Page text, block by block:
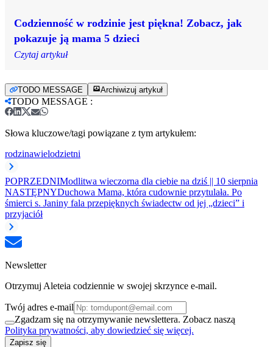
Codzienność w rodzinie jest piękna! Zobacz, jak
pokazuje ją mama 5 dzieci
Czytaj artykuł
TODO MESSAGE Archiwizuj artykuł
TODO MESSAGE :
Słowa kluczowe/tagi powiązane z tym artykułem:
rodzinawielodzietni
POPRZEDNIModlitwa wieczorna dla ciebie na dziś || 10 sierpnia
NASTĘPNYDuchowa Mama, która cudownie przytulała. Po
śmierci s. Janiny fala przepięknych świadectw od jej „dzieci” i
przyjaciół
Newsletter
Otrzymuj Aleteia codziennie w swojej skrzynce e-mail.
Twój adres e-mail
Zgadzam się na otrzymywanie newslettera. Zobacz naszą
Polityka prywatności, aby dowiedzieć się więcej.
Zapisz się